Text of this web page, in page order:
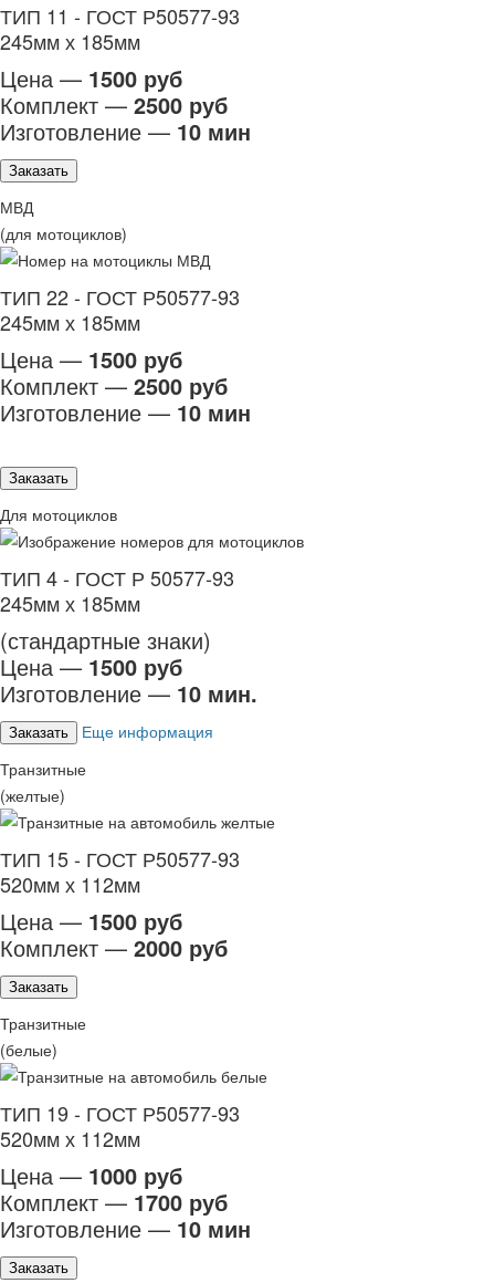
ТИП 11 - ГОСТ Р50577-93
245мм х 185мм
Цена — 1500 руб
Комплект — 2500 руб
Изготовление — 10 мин
Заказать
МВД
(для мотоциклов)
ТИП 22 - ГОСТ Р50577-93
245мм х 185мм
Цена — 1500 руб
Комплект — 2500 руб
Изготовление — 10 мин
Заказать
Для мотоциклов
ТИП 4 - ГОСТ Р 50577-93
245мм х 185мм
(стандартные знаки)
Цена — 1500 руб
Изготовление — 10 мин.
Заказать
Еще информация
Транзитные
(желтые)
ТИП 15 - ГОСТ Р50577-93
520мм х 112мм
Цена — 1500 руб
Комплект — 2000 руб
Заказать
Транзитные
(белые)
ТИП 19 - ГОСТ Р50577-93
520мм х 112мм
Цена — 1000 руб
Комплект — 1700 руб
Изготовление — 10 мин
Заказать